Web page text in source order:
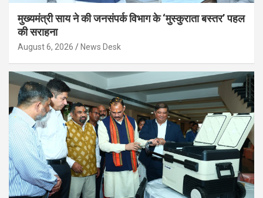
मुख्यमंत्री साय ने की जनसंपर्क विभाग के ‘मुस्कुराता बस्तर’ पहल
की सराहना
August 6, 2026 News Desk